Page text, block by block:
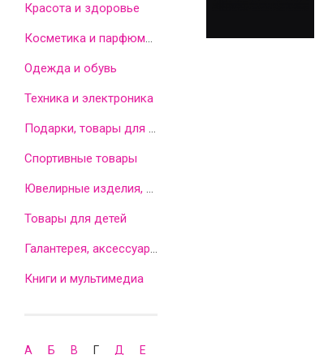
Красота и здоровье
Одежда и обувь
Техника и электроника
Спортивные товары
Товары для детей
Книги и мультимедиа
А Б В Г Д
Е